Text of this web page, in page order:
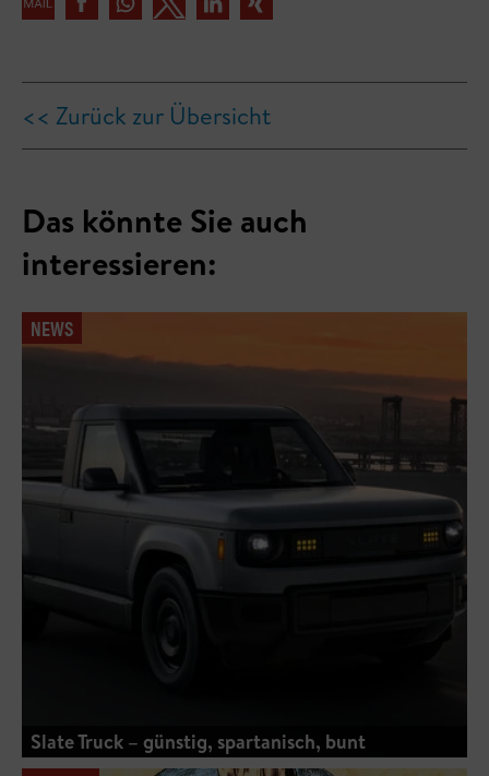
<< Zurück zur Übersicht
Das könnte Sie auch
interessieren:
NEWS
Slate Truck – günstig, spartanisch, bunt